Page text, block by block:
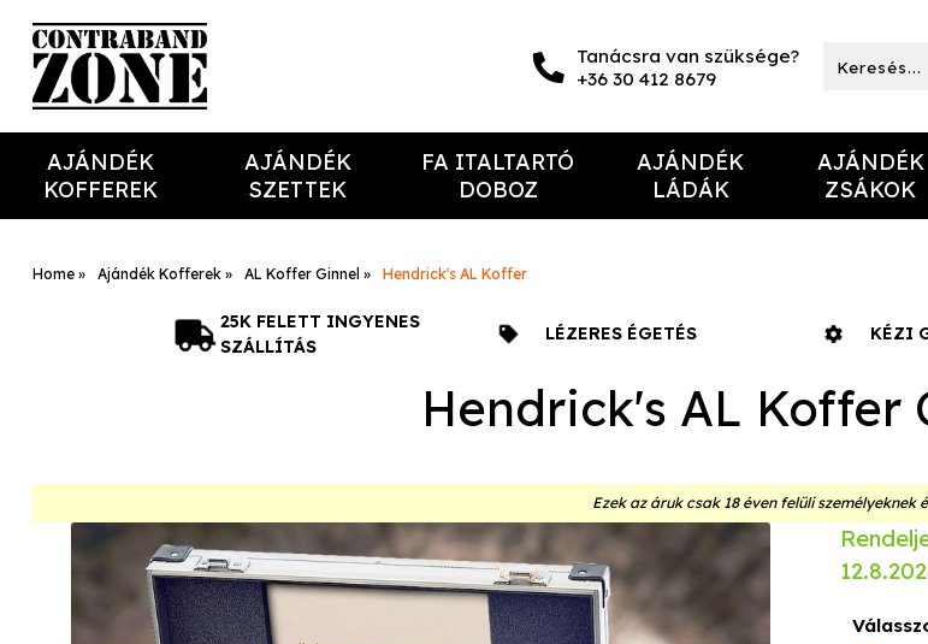
Tanácsra van szüksége?
+36 30 412 8679
AJÁNDÉK
KOFFEREK
AJÁNDÉK
SZETTEK
FA ITALTARTÓ
DOBOZ
AJÁNDÉK
LÁDÁK
AJÁNDÉK
ZSÁKOK
Home Ajándék Kofferek AL Koffer Ginnel Hendrick's AL Koffer
25K FELETT INGYENES
SZÁLLÍTÁS
LÉZERES ÉGETÉS KÉZI
Hendrick's AL Koffer
Ezek az áruk csak 18 éven felüli személyeknek